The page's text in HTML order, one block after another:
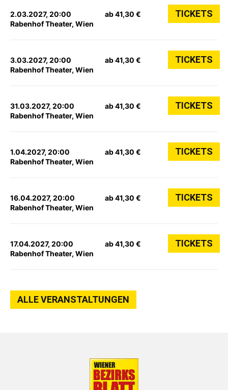
2.03.2027, 20:00
Rabenhof Theater, Wien
ab 41,30 € TICKETS
3.03.2027, 20:00
Rabenhof Theater, Wien
ab 41,30 € TICKETS
31.03.2027, 20:00
Rabenhof Theater, Wien
ab 41,30 € TICKETS
1.04.2027, 20:00
Rabenhof Theater, Wien
ab 41,30 € TICKETS
16.04.2027, 20:00
Rabenhof Theater, Wien
ab 41,30 € TICKETS
17.04.2027, 20:00
Rabenhof Theater, Wien
ab 41,30 € TICKETS
ALLE VERANSTALTUNGEN